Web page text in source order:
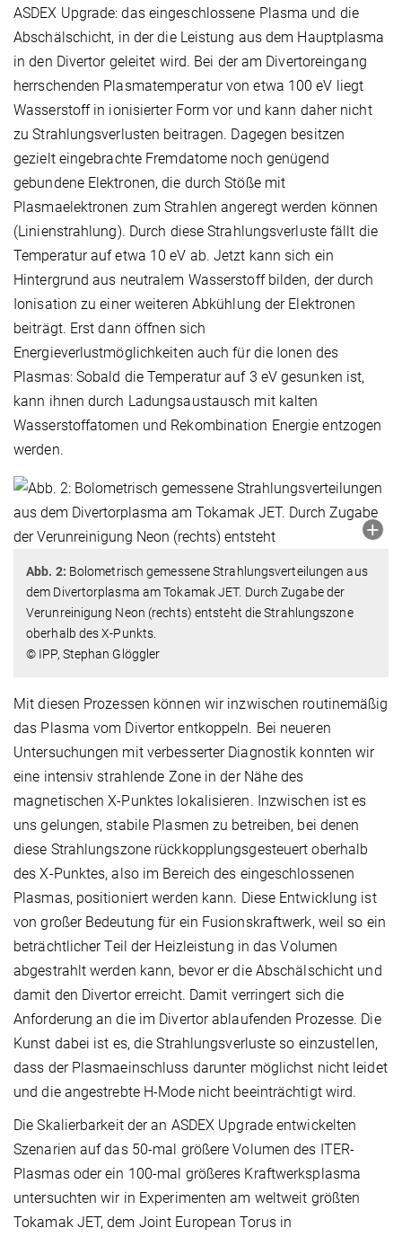
ASDEX Upgrade: das eingeschlossene Plasma und die
Abschälschicht, in der die Leistung aus dem Hauptplasma
in den Divertor geleitet wird. Bei der am Divertoreingang
herrschenden Plasmatemperatur von etwa 100 eV liegt
Wasserstoff in ionisierter Form vor und kann daher nicht
zu Strahlungsverlusten beitragen. Dagegen besitzen
gezielt eingebrachte Fremdatome noch genügend
gebundene Elektronen, die durch Stöße mit
Plasmaelektronen zum Strahlen angeregt werden können
(Linienstrahlung). Durch diese Strahlungsverluste fällt die
Temperatur auf etwa 10 eV ab. Jetzt kann sich ein
Hintergrund aus neutralem Wasserstoff bilden, der durch
Ionisation zu einer weiteren Abkühlung der Elektronen
beiträgt. Erst dann öffnen sich
Energieverlustmöglichkeiten auch für die Ionen des
Plasmas: Sobald die Temperatur auf 3 eV gesunken ist,
kann ihnen durch Ladungsaustausch mit kalten
Wasserstoffatomen und Rekombination Energie entzogen
werden.
Abb. 2: Bolometrisch gemessene Strahlungs­ver­teilungen aus
dem Divertorplasma am Tokamak JET. Durch Zugabe der
Verunreinigung Neon (rechts) entsteht die Strahlungszone
oberhalb des X-Punkts.
© IPP, Stephan Glöggler
Mit diesen Prozessen können wir inzwischen routinemäßig
das Plasma vom Divertor entkoppeln. Bei neueren
Untersuchungen mit verbesserter Diagnostik konnten wir
eine intensiv strahlende Zone in der Nähe des
magnetischen X-Punktes lokalisieren. Inzwischen ist es
uns gelungen, stabile Plasmen zu betreiben, bei denen
diese Strahlungszone rückkopplungsgesteuert oberhalb
des X-Punktes, also im Bereich des eingeschlossenen
Plasmas, positioniert werden kann. Diese Entwicklung ist
von großer Bedeutung für ein Fusionskraftwerk, weil so ein
beträchtlicher Teil der Heizleistung in das Volumen
abgestrahlt werden kann, bevor er die Abschälschicht und
damit den Divertor erreicht. Damit verringert sich die
Anforderung an die im Divertor ablaufenden Prozesse. Die
Kunst dabei ist es, die Strahlungsverluste so einzustellen,
dass der Plasmaeinschluss darunter möglichst nicht leidet
und die angestrebte H-Mode nicht beeinträchtigt wird.
Die Skalierbarkeit der an ASDEX Upgrade entwickelten
Szenarien auf das 50-mal größere Volumen des ITER-
Plasmas oder ein 100-mal größeres Kraftwerksplasma
untersuchten wir in Experimenten am weltweit größten
Tokamak JET, dem Joint European Torus in